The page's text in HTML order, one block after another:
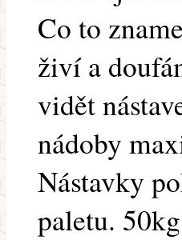
Co to
živí a
vidět
nádoby
Nástavky
paletu.